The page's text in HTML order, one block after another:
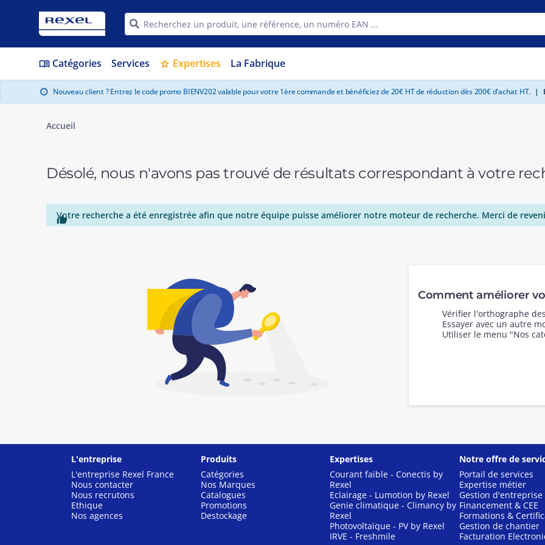
menu_book Catégories Services star Expertises La Fabrique
info Nouveau client ? Entrez le code promo BIENV202 valable pour votre 1ère commande et bénéficiez de 20€ HT de réduction dès 200€ d'achat HT. |
Accueil
Désolé, nous n'avons pas trouvé de résultats correspondant à votre

Votre recherche a été enregistrée afin que notre équipe puisse améliorer notre moteur de recherche. Merci de
Comment améliorer
Vérifier l'orthographe
Essayer avec un autre
Utiliser le menu "Nos
L'entreprise
L'entreprise Rexel France
Nous contacter
Nous recrutons
Ethique
Nos agences
Produits
Catégories
Nos Marques
Catalogues
Promotions
Destockage
Expertises
Courant faible - Conectis by
Rexel
Eclairage - Lumotion by Rexel
Genie climatique - Climancy by
Rexel
Photovoltaïque - PV by Rexel
IRVE - Freshmile
Notre offre de
Portail de services
Expertise métier
Gestion d'entreprise
Financement & CEE
Formations &
Gestion de chantier
Facturation